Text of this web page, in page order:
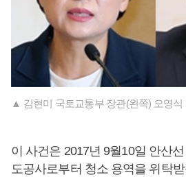
▲ 김현미 국토교통부 장관(왼쪽) 오영식
이 사건은 2017년 9월10일 안산
도공사로부터 청소 용역을 위탁